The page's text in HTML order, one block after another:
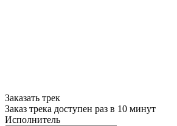
Заказать трек
Заказ трека доступен раз в 10 минут
Исполнитель